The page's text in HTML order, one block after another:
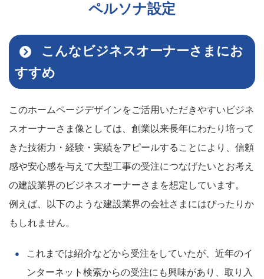
ペルソナ設定
こんなビジネスオーナーさまにお
すすめ
このホームページデザインをご活用いただきやすいビジネ
スオーナーさま像としては、創業以来長年にわたり培って
きた技術力・経験・実績をアピールすることにより、信頼
感や安心感を与えて大型工事の受注につなげたいとお考え
の建設業界のビジネスオーナーさまを想定しています。
例えば、以下のような建設業界の会社さまにはぴったりか
もしれません。
これまでは紹介などから受注をしていたが、近年のイ
ンターネット検索からの受注にも興味があり、取り入